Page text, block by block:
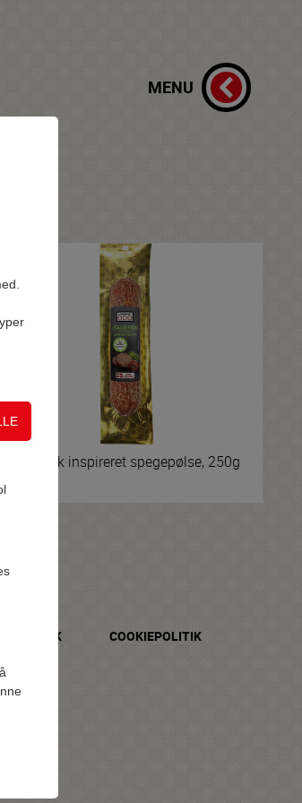
MENU
Italiensk inspireret spegepølse, 250g
COOKIEPOLITIK